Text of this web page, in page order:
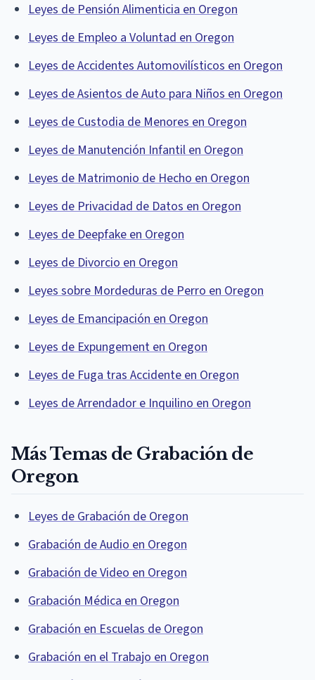
Leyes de Pensión Alimenticia en Oregon
Leyes de Empleo a Voluntad en Oregon
Leyes de Accidentes Automovilísticos en Oregon
Leyes de Asientos de Auto para Niños en Oregon
Leyes de Custodia de Menores en Oregon
Leyes de Manutención Infantil en Oregon
Leyes de Matrimonio de Hecho en Oregon
Leyes de Privacidad de Datos en Oregon
Leyes de Deepfake en Oregon
Leyes de Divorcio en Oregon
Leyes sobre Mordeduras de Perro en Oregon
Leyes de Emancipación en Oregon
Leyes de Expungement en Oregon
Leyes de Fuga tras Accidente en Oregon
Leyes de Arrendador e Inquilino en Oregon
Más Temas de Grabación de
Oregon
Leyes de Grabación de Oregon
Grabación de Audio en Oregon
Grabación de Video en Oregon
Grabación Médica en Oregon
Grabación en Escuelas de Oregon
Grabación en el Trabajo en Oregon